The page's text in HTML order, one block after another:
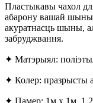
Пластыкавы чахол
абарону вашай шыны.
акуратнасць шыны,
забруджвання.
✦ Матэрыял:
✦ Колер: празрысты
✦ Памер: 1м х 1м,